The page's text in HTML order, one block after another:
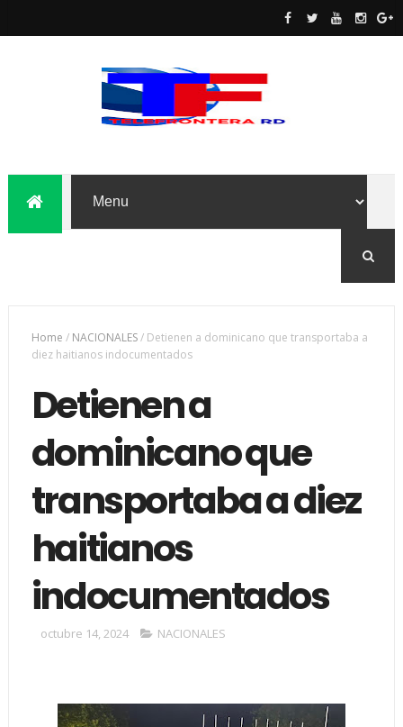
Home / NACIONALES/ Detienen a dominicano que transportaba a
diez haitianos indocumentados
Detienen a
dominicano que
transportaba a diez
haitianos
indocumentados
octubre 14, 2024 NACIONALES